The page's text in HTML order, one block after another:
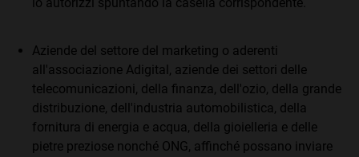
Aziende del settore del marketing o aderenti
all'associazione Adigital, aziende dei settori delle
telecomunicazioni, della finanza, dell'ozio, della grande
distribuzione, dell'industria automobilistica, della
fornitura di energia e acqua, della gioielleria e delle
pietre preziose nonché ONG, affinché possano inviare